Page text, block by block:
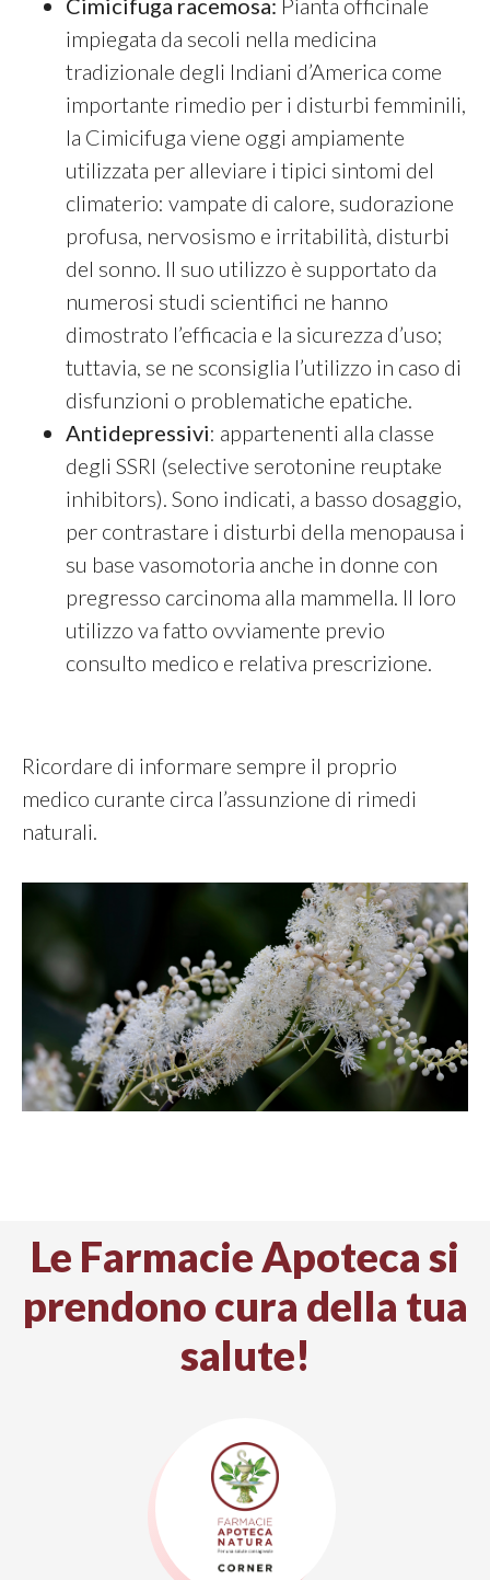
impiegata da secoli nella medicina
tradizionale degli Indiani d’America come
importante rimedio per i disturbi femminili,
la Cimicifuga viene oggi ampiamente
utilizzata per alleviare i tipici sintomi del
climaterio: vampate di calore, sudorazione
profusa, nervosismo e irritabilità, disturbi
del sonno. Il suo utilizzo è supportato da
numerosi studi scientifici ne hanno
dimostrato l’efficacia e la sicurezza d’uso;
tuttavia, se ne sconsiglia l’utilizzo in caso di
disfunzioni o problematiche epatiche.
Antidepressivi: appartenenti alla classe
degli SSRI (selective serotonine reuptake
inhibitors). Sono indicati, a basso dosaggio,
per contrastare i disturbi della menopausa i
su base vasomotoria anche in donne con
pregresso carcinoma alla mammella. Il loro
utilizzo va fatto ovviamente previo
consulto medico e relativa prescrizione.
Ricordare di informare sempre il proprio
medico curante circa l’assunzione di rimedi
naturali.
Le Farmacie Apoteca si
prendono cura della tua
salute!